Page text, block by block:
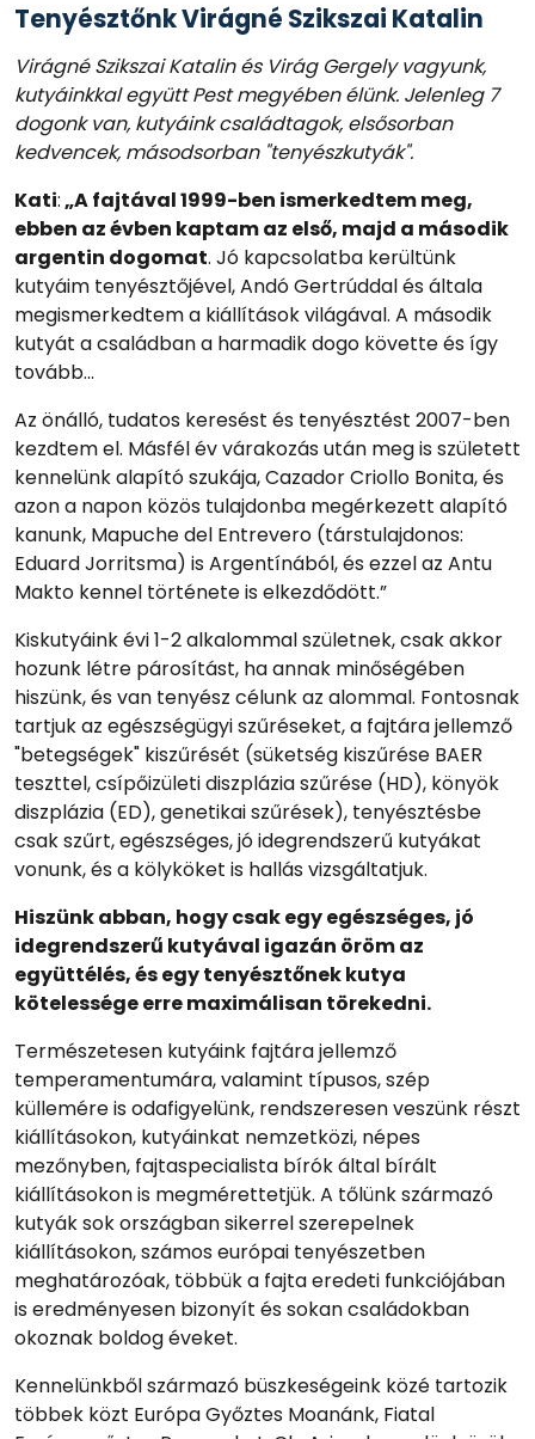
Tenyésztőnk Virágné Szikszai Katalin
Virágné Szikszai Katalin és Virág Gergely vagyunk,
kutyáinkkal együtt Pest megyében élünk. Jelenleg 7
dogonk van, kutyáink családtagok, elsősorban
kedvencek, másodsorban "tenyészkutyák".
Kati: „A fajtával 1999-ben ismerkedtem meg,
ebben az évben kaptam az első, majd a második
argentin dogomat. Jó kapcsolatba kerültünk
kutyáim tenyésztőjével, Andó Gertrúddal és általa
megismerkedtem a kiállítások világával. A második
kutyát a családban a harmadik dogo követte és így
tovább...
Az önálló, tudatos keresést és tenyésztést 2007-ben
kezdtem el. Másfél év várakozás után meg is született
kennelünk alapító szukája, Cazador Criollo Bonita, és
azon a napon közös tulajdonba megérkezett alapító
kanunk, Mapuche del Entrevero (társtulajdonos:
Eduard Jorritsma) is Argentínából, és ezzel az Antu
Makto kennel története is elkezdődött.”
Kiskutyáink évi 1-2 alkalommal születnek, csak akkor
hozunk létre párosítást, ha annak minőségében
hiszünk, és van tenyész célunk az alommal. Fontosnak
tartjuk az egészségügyi szűréseket, a fajtára jellemző
"betegségek" kiszűrését (süketség kiszűrése BAER
teszttel, csípőizületi diszplázia szűrése (HD), könyök
diszplázia (ED), genetikai szűrések), tenyésztésbe
csak szűrt, egészséges, jó idegrendszerű kutyákat
vonunk, és a kölyköket is hallás vizsgáltatjuk.
Hiszünk abban, hogy csak egy egészséges, jó
idegrendszerű kutyával igazán öröm az
együttélés, és egy tenyésztőnek kutya
kötelessége erre maximálisan törekedni.
Természetesen kutyáink fajtára jellemző
temperamentumára, valamint típusos, szép
küllemére is odafigyelünk, rendszeresen veszünk részt
kiállításokon, kutyáinkat nemzetközi, népes
mezőnyben, fajtaspecialista bírók által bírált
kiállításokon is megmérettetjük. A tőlünk származó
kutyák sok országban sikerrel szerepelnek
kiállításokon, számos európai tenyészetben
meghatározóak, többük a fajta eredeti funkciójában
is eredményesen bizonyít és sokan családokban
okoznak boldog éveket.
Kennelünkből származó büszkeségeink közé tartozik
többek közt Európa Győztes Moanánk, Fiatal